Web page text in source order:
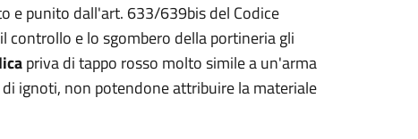
e punito dall'art. 633/639bis del Codice
controllo e lo sgombero della portineria gli
priva di tappo rosso molto simile a un'arma
ignoti, non potendone attribuire la materiale